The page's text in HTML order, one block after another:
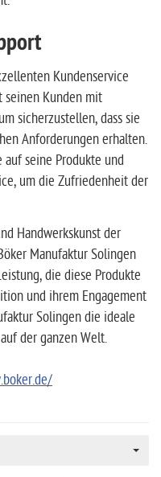
Kundenservice
seinen Kunden mit
sicherzustellen, dass sie
Anforderungen erhalten.
seine Produkte und
um die Zufriedenheit der
Handwerkskunst der
Manufaktur Solingen
die diese Produkte
und ihrem Engagement
Solingen die ideale
der ganzen Welt.